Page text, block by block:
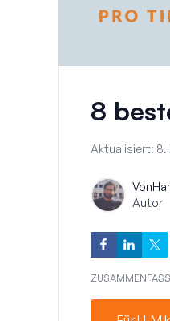
8
Aktualisiert: 8.
Von
Autor